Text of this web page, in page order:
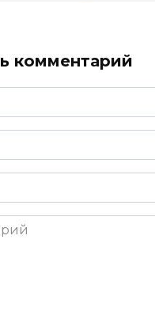
комментарий